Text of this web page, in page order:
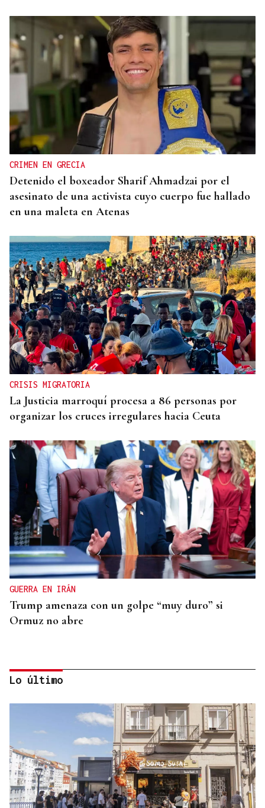
CRIMEN EN GRECIA
Detenido el boxeador Sharif Ahmadzai por el
asesinato de una activista cuyo cuerpo fue hallado
en una maleta en Atenas
CRISIS MIGRATORIA
La Justicia marroquí procesa a 86 personas por
organizar los cruces irregulares hacia Ceuta
GUERRA EN IRÁN
Trump amenaza con un golpe “muy duro” si
Ormuz no abre
REPRESENTANTE DE EEUU EN BRASILIA
Lo último